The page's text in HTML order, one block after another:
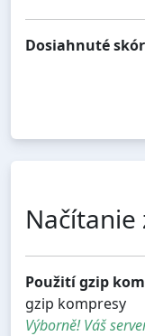
Dosiahnuté
Načítanie
Použití gzip
gzip kompresy
Výborně! Váš